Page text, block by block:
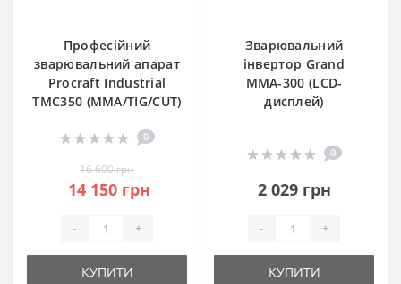
Професійний
зварювальний апарат
Procraft Industrial
TMC350 (MMA/TIG/CUT)
0
16 600 грн
14 150 грн
- +
КУПИТИ
Зварювальний
інвертор Grand
ММА-300 (LCD-
дисплей)
0
2 029 грн
- +
КУПИТИ